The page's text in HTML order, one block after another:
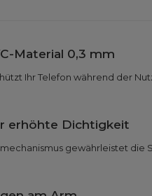
Material 0,3 mm
Ihr Telefon während der
erhöhte Dichtigkeit
gewährleistet die